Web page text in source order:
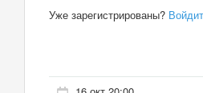
Уже зарегистрированы?